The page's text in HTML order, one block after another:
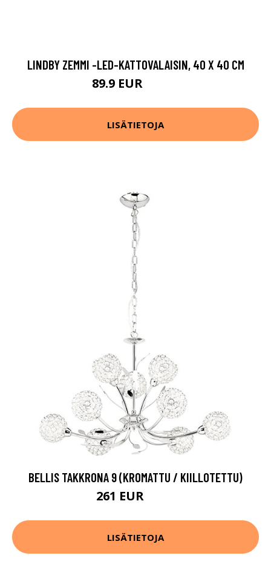
LINDBY ZEMMI -LED-KATTOVALAISIN, 40 X 40 CM
89.9 EUR
LISÄTIETOJA
BELLIS TAKKRONA 9 (KROMATTU / KIILLOTETTU)
261 EUR
LISÄTIETOJA